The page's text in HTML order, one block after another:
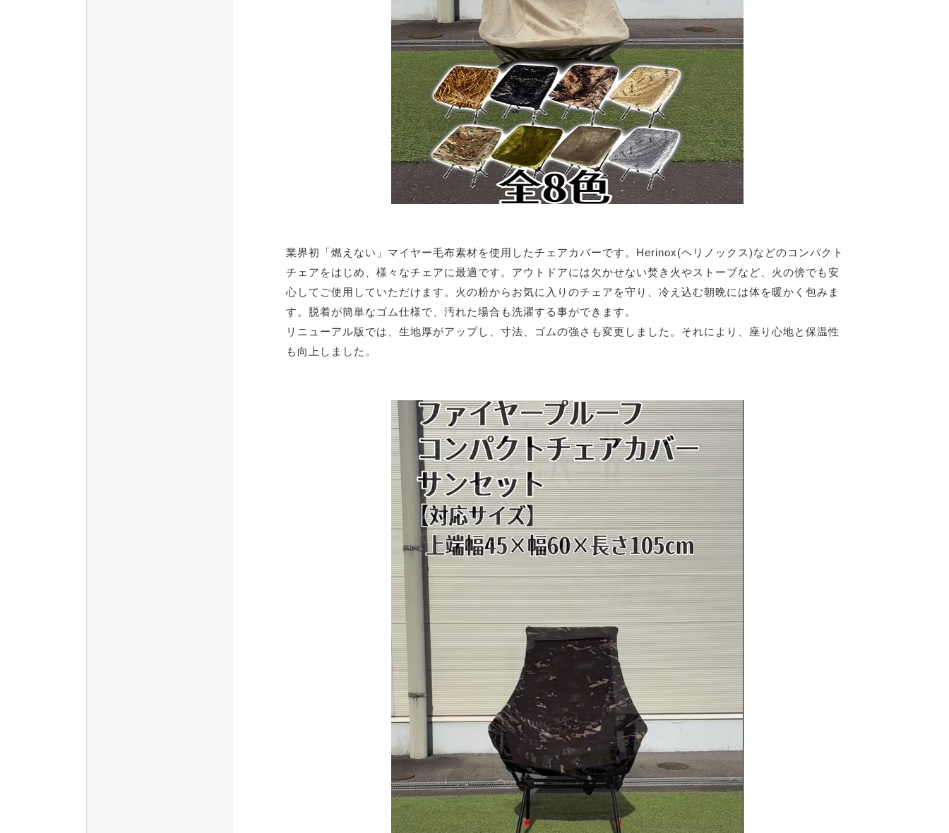
業界初「燃えない」マイヤー毛布素材を使用したチェアカバーです。Herinox(ヘリノックス)などのコンパクト
チェアをはじめ、様々なチェアに最適です。アウトドアには欠かせない焚き火やストーブなど、火の傍でも安
心してご使用していただけます。火の粉からお気に入りのチェアを守り、冷え込む朝晩には体を暖かく包みま
す。脱着が簡単なゴム仕様で、汚れた場合も洗濯する事ができます。
リニューアル版では、生地厚がアップし、寸法、ゴムの強さも変更しました。それにより、座り心地と保温性
も向上しました。